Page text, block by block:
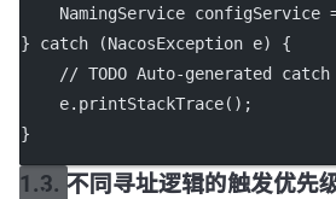
    NamingService configService
} catch (NacosException e) {
// TODO Auto-generated
    e.
printStackTrace();
}
1.3. 不同寻址逻辑的触发优先